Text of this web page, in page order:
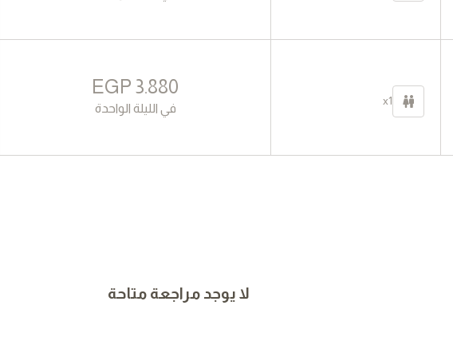
x1
3.880
EGP
في الليلة الواحدة
لا يوجد مراجعة متاحة